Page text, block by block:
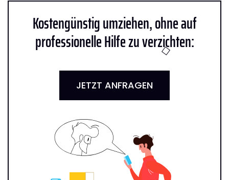
Kostengünstig umziehen, ohne auf
professionelle Hilfe zu verzichten:
JETZT ANFRAGEN